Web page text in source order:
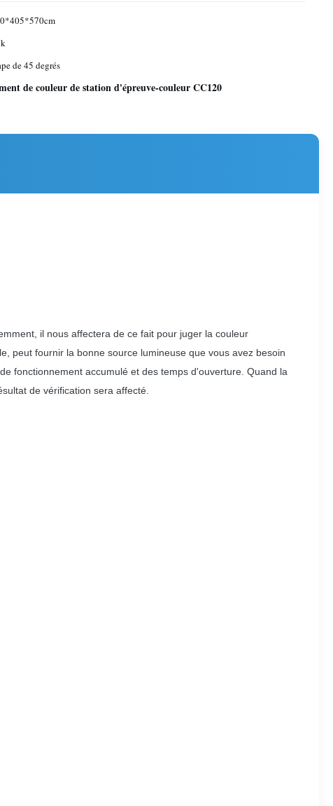
de 45 degrés
de couleur de station d'épreuve-couleur CC120
il nous affectera de ce fait pour juger la couleur
peut fournir la bonne source lumineuse que vous avez besoin
fonctionnement accumulé et des temps d'ouverture. Quand la
de vérification sera affecté.